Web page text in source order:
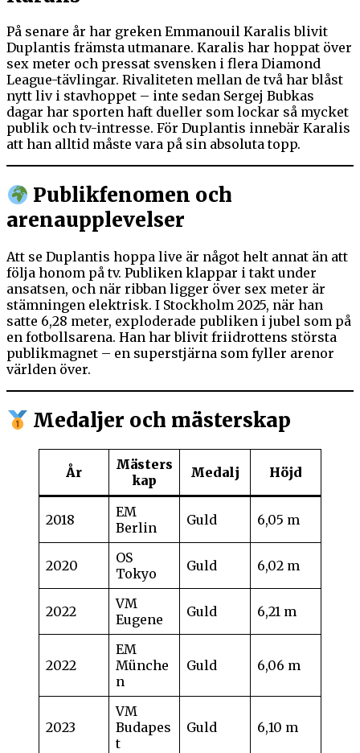
På senare år har greken Emmanouil Karalis blivit
Duplantis främsta utmanare. Karalis har hoppat över
sex meter och pressat svensken i flera Diamond
League-tävlingar. Rivaliteten mellan de två har blåst
nytt liv i stavhoppet – inte sedan Sergej Bubkas
dagar har sporten haft dueller som lockar så mycket
publik och tv-intresse. För Duplantis innebär Karalis
att han alltid måste vara på sin absoluta topp.
Publikfenomen och
arenaupplevelser
Att se Duplantis hoppa live är något helt annat än att
följa honom på tv. Publiken klappar i takt under
ansatsen, och när ribban ligger över sex meter är
stämningen elektrisk. I Stockholm 2025, när han
satte 6,28 meter, exploderade publiken i jubel som på
en fotbollsarena. Han har blivit friidrottens största
publikmagnet – en superstjärna som fyller arenor
världen över.
Medaljer och mästerskap
År
Mästers
kap
Medalj Höjd
2018
EM
Berlin
Guld 6,05 m
2020
OS
Tokyo
Guld 6,02 m
2022
VM
Eugene
Guld 6,21 m
2022
EM
Münche
n
Guld 6,06 m
2023
VM
Budapes
t
Guld 6,10 m